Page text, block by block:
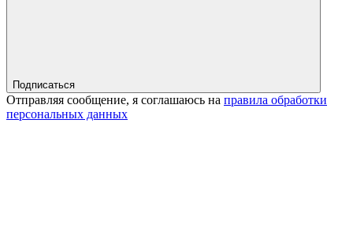
Подписаться
Отправляя сообщение, я соглашаюсь на правила обработки
персональных данных